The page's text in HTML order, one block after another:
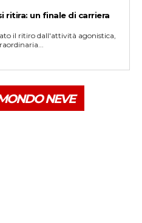
ritira: un finale di carriera
il ritiro dall'attività agonistica,
NEVE